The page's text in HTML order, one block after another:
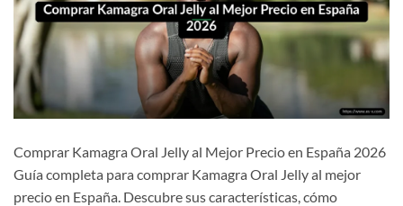
Comprar Kamagra Oral Jelly al Mejor Precio en España 2026
Guía completa para comprar Kamagra Oral Jelly al mejor
precio en España. Descubre sus características, cómo